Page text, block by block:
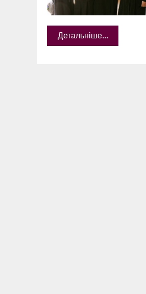
Детальніше...